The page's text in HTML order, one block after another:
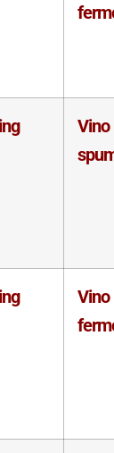
Vino
Vino